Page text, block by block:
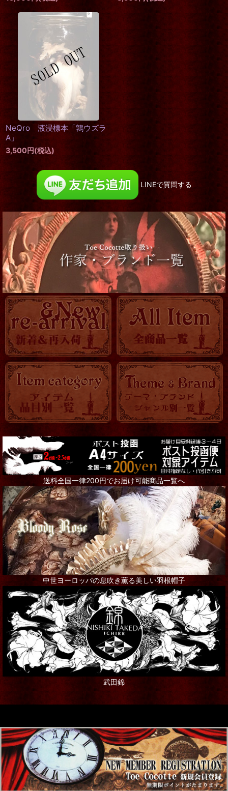
NeQro 液浸標本「鶉ウズラ
A」
3,500円(税込)
LINEで質問する
送料全国一律200円でお届け可能商品一覧へ
中世ヨーロッパの息吹き薫る美しい羽根帽子
武田錦